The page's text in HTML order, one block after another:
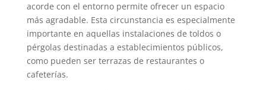
acorde con el entorno permite ofrecer un espacio
más agradable. Esta circunstancia es especialmente
importante en aquellas instalaciones de toldos o
pérgolas destinadas a establecimientos públicos,
como pueden ser terrazas de restaurantes o
cafeterías.